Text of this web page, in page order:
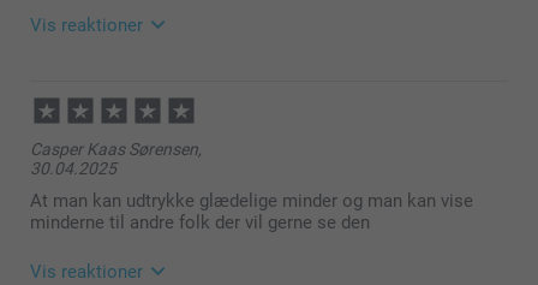
Vis reaktioner
09:46
Hej Kimmie
Tak for din anmeldelse.
Det glæder os at høre at farverne og billederne på
puden var helt perfekte selvom stoffet var lidt
tyndere og mere silkeagtigt end forventet.
Casper Kaas Sørensen,
30.04.2025
At man kan udtrykke glædelige minder og man kan vise
minderne til andre folk der vil gerne se den
Vis reaktioner